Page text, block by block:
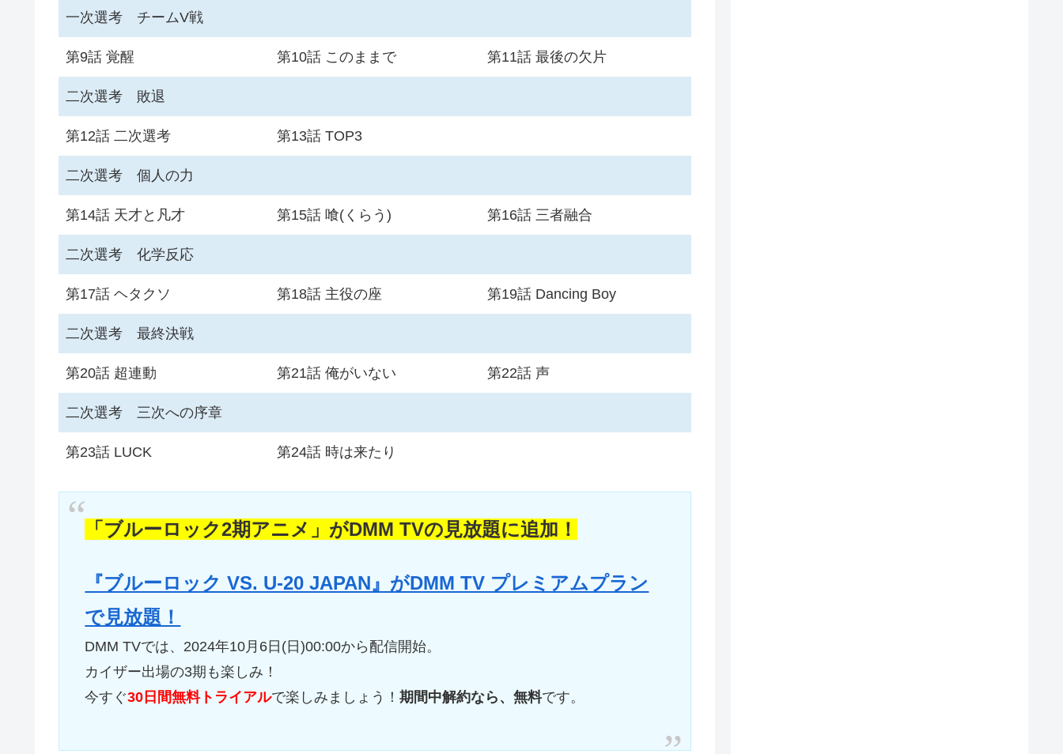
一次選考 チームV戦
第9話 覚醒 第10話 このままで 第11話 最後の欠片
二次選考 敗退
第12話 二次選考 第13話 TOP3
二次選考 個人の力
第14話 天才と凡才 第15話 喰(くらう) 第16話 三者融合
二次選考 化学反応
第17話 ヘタクソ 第18話 主役の座 第19話 Dancing Boy
二次選考 最終決戦
第20話 超連動 第21話 俺がいない 第22話 声
二次選考 三次への序章
第23話 LUCK 第24話 時は来たり
「ブルーロック2期アニメ」がDMM TVの見放題に追加！
『ブルーロック VS. U-20 JAPAN』がDMM TV プレミアムプラン
で見放題！
DMM TVでは、2024年10月6日(日)00:00から配信開始。
カイザー出場の3期も楽しみ！
今すぐ30日間無料トライアルで楽しみましょう！期間中解約なら、無料です。